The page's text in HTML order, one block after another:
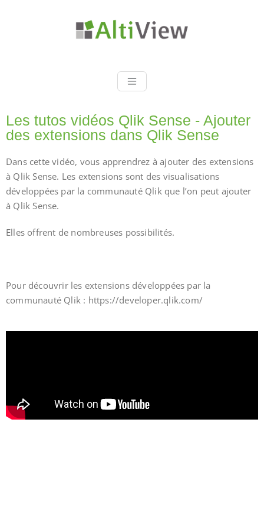
AltiView
Les tutos vidéos Qlik Sense - Ajouter
des extensions dans Qlik Sense
Dans cette vidéo, vous apprendrez à ajouter des extensions
à Qlik Sense. Les extensions sont des visualisations
développées par la communauté Qlik que l’on peut ajouter
à Qlik Sense.
Elles offrent de nombreuses possibilités.
Pour découvrir les extensions développées par la
communauté Qlik : https://developer.qlik.com/